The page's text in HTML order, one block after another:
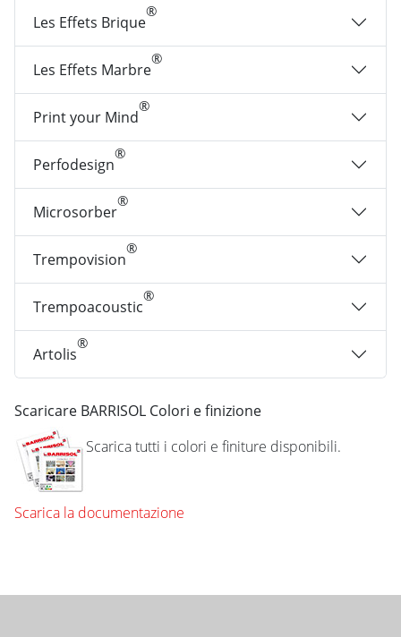
Les Effets Brique
®
Les Effets Marbre
®
Print your Mind
®
Perfodesign
®
Microsorber
®
Trempovision
®
Trempoacoustic
®
Artolis
®
Scaricare BARRISOL Colori e finizione
Scarica tutti i colori e finiture disponibili.
Scarica la documentazione